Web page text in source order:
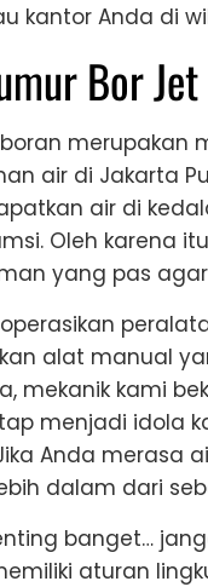
kantor Anda di
Bor
merupakan
air di Jakarta
air di
Oleh karena
yang pas
alat manual
mekanik kami
menjadi idola
Anda merasa
dalam dari
banget…
aturan